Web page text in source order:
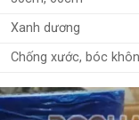
Xanh dương
Chống xước, bóc